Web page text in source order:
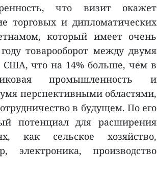
что визит окажет
торговых и дипломатических
который имеет очень
товарооборот между двумя
США, что на 14% больше, чем в
промышленность и
перспективными областями,
в будущем. По его
потенциал для расширения
как сельское хозяйство,
электроника, производство